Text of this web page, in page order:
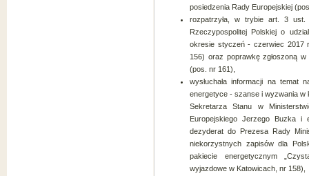
posiedzenia Rady Europejskiej
rozpatrzyła, w trybie art. 3
Rzeczypospolitej Polskiej o
okresie styczeń - czerwiec 2017
156) oraz poprawkę zgłoszoną
(pos. nr 161),
wysłuchała informacji na temat
energetyce - szanse i wyzwania w
Sekretarza Stanu w
Europejskiego Jerzego Buzka i
dezyderat do Prezesa Rady
niekorzystnych zapisów dla
pakiecie energetycznym
wyjazdowe w Katowicach, nr 158),